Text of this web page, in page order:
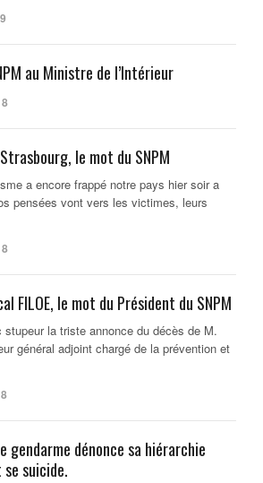
au Ministre de l’Intérieur
le mot du SNPM
a encore frappé notre pays hier soir a
pensées vont vers les victimes, leurs
FILOE, le mot du Président du SNPM
stupeur la triste annonce du décès de M.
général adjoint chargé de la prévention et
gendarme dénonce sa hiérarchie
suicide.